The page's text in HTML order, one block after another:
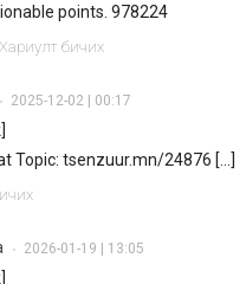
points. 978224
Хариулт бичих
• 2025-12-02 | 00:17
Topic: tsenzuur.mn/24876 […]
• 2026-01-19 | 13:05